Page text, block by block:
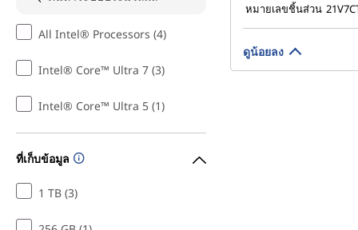
All Intel® Processors (4)
Intel® Core™ Ultra 7 (3)
Intel® Core™ Ultra 5 (1)
ที่เก็บข้อมูล
1 TB (3)
หมายเลขชิ้นส่วน
ดูน้อยลง